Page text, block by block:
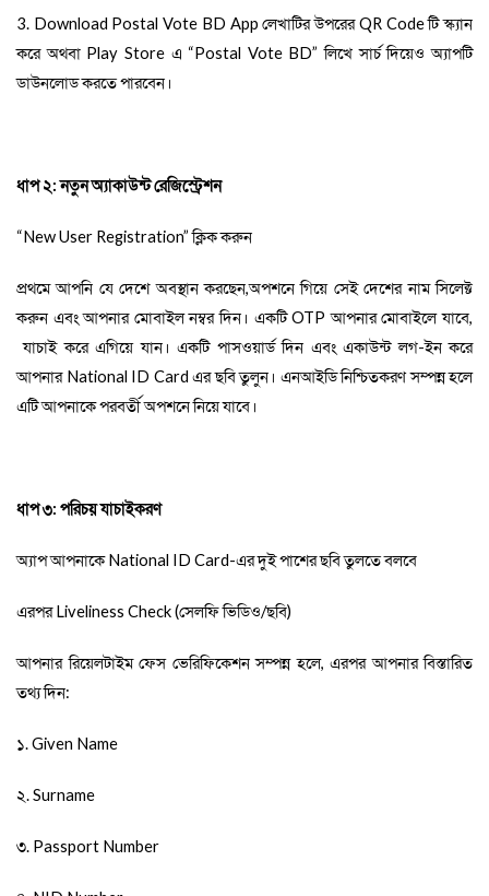
3. Download Postal Vote BD Appলেখাটির উপরেরQR Code টি স্ক্যান
করে অথবা Play Storeএ “Postal Vote BD” লিখে সার্চ দিয়েও অ্যাপটি
ডাউনলোড করতে পারবেন।
ধাপ ২: নতুন অ্যাকাউন্ট রেজিস্ট্রেশন
“New User Registration” ক্লিক করুন
প্রথমে আপনি যে দেশে অবস্থান করছেন,অপশনে গিয়ে সেই দেশের নাম সিলেক্ট
করুন এবং আপনার মোবাইল নম্বর দিন। একটিOTPআপনার মোবাইলে যাবে,
যাচাই করে এগিয়ে যান। একটি পাসওয়ার্ড দিন এবং একাউন্ট লগ-ইন করে
আপনার National ID Card এর ছবি তুলুন। এনআইডি নিশ্চিতকরণ সম্পন্ন হলে
এটি আপনাকে পরবর্তী অপশনে নিয়ে যাবে।
ধাপ ৩: পরিচয় যাচাইকরণ
অ্যাপ আপনাকেNational ID Card-এর দুই পাশের ছবি তুলতে বলবে
এরপর Liveliness Check(সেলফি ভিডিও/ছবি)
আপনার রিয়েলটাইম ফেস ভেরিফিকেশন সম্পন্ন হলে, এরপর আপনার বিস্তারিত
তথ্য দিন:
১.Given Name
২.Surname
৩. Passport Number